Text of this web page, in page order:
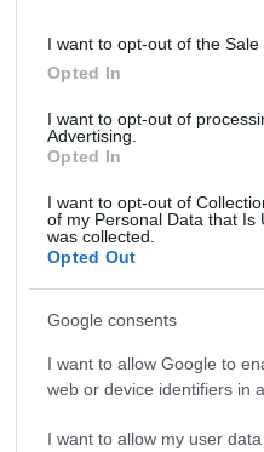
I want to opt-out of the Sale
Opted In
I want to opt-out of
Advertising.
Opted In
I want to opt-out of
of my Personal Data that Is
was collected.
Opted Out
Google consents
I want to allow Google to
web or device identifiers in
I want to allow my user